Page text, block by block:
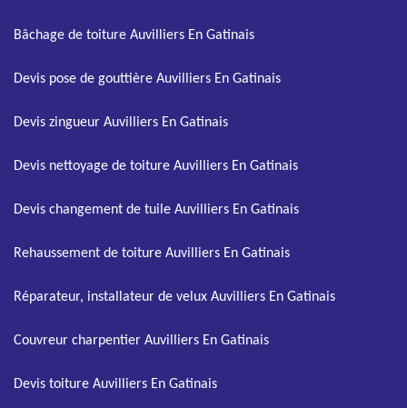
Bâchage de toiture Auvilliers En Gatinais
Devis pose de gouttière Auvilliers En Gatinais
Devis zingueur Auvilliers En Gatinais
Devis nettoyage de toiture Auvilliers En Gatinais
Devis changement de tuile Auvilliers En Gatinais
Rehaussement de toiture Auvilliers En Gatinais
Réparateur, installateur de velux Auvilliers En Gatinais
Couvreur charpentier Auvilliers En Gatinais
Devis toiture Auvilliers En Gatinais